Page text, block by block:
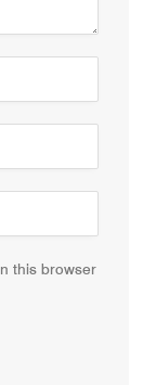
this browser